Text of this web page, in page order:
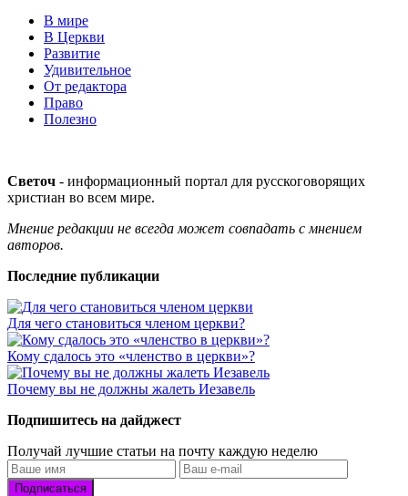
В мире
В Церкви
Развитие
Удивительное
От редактора
Право
Полезно
Светоч - информационный портал для русскоговорящих
христиан во всем мире.
Мнение редакции не всегда может совпадать с мнением
авторов.
Последние публикации
Для чего становиться членом церкви?
Кому сдалось это «членство в церкви»?
Почему вы не должны жалеть Иезавель
Подпишитесь на дайджест
Получай лучшие статьи на почту каждую неделю
Подписаться